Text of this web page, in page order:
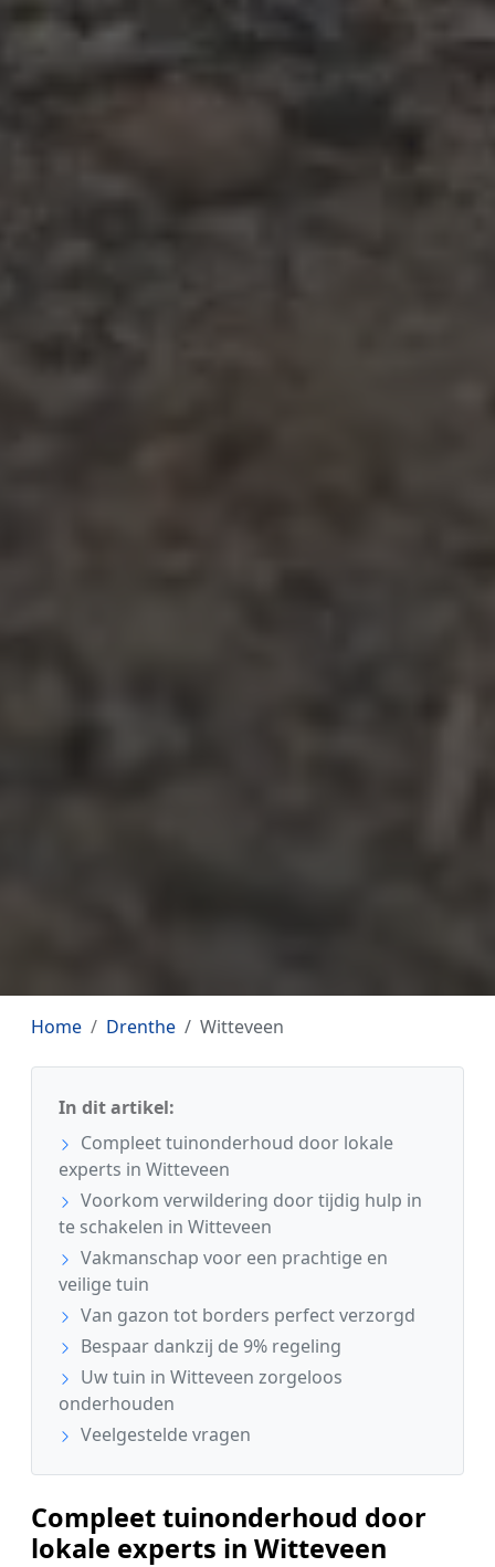
Home Drenthe Witteveen
In dit artikel:
Compleet tuinonderhoud door lokale
experts in Witteveen
Voorkom verwildering door tijdig hulp in
te schakelen in Witteveen
Vakmanschap voor een prachtige en
veilige tuin
Van gazon tot borders perfect verzorgd
Bespaar dankzij de 9% regeling
Uw tuin in Witteveen zorgeloos
onderhouden
Veelgestelde vragen
Compleet tuinonderhoud door
lokale experts in Witteveen